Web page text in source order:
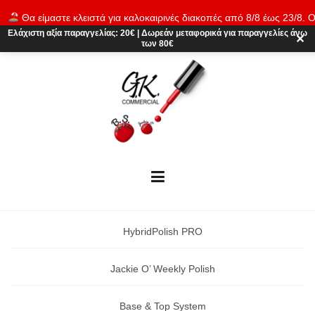
Θα είμαστε κλειστά για καλοκαιρινές διακοπές από 8/8 έως 23/8.
παραγγελίες θα εκτελούνται ξανά από 24/8. Καλό καλοκαίρι!
content
Ελάχιστη αξία παραγγελίας: 20€ Δωρεάν μεταφορικά για παραγγελίες άνω
των 80€
✕
HybridPolish PRO
Jackie O’ Weekly Polish
Base & Top System